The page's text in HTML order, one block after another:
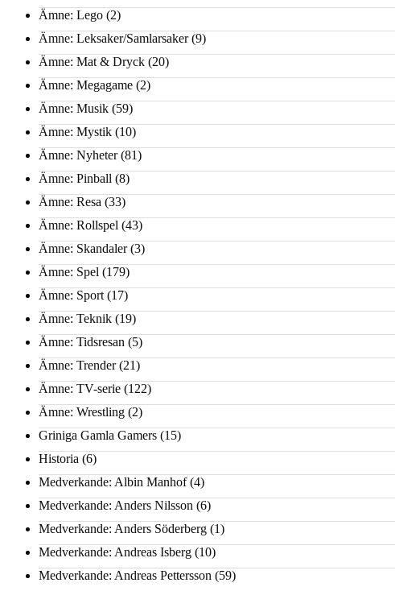
Ämne: Lego (2)
Ämne: Leksaker/Samlarsaker(9)
Ämne: Mat & Dryck (20)
Ämne: Megagame (2)
Ämne: Musik (59)
Ämne: Mystik (10)
Ämne: Nyheter(81)
Ämne: Pinball (8)
Ämne: Resa (33)
Ämne: Rollspel (43)
Ämne: Skandaler(3)
Ämne: Spel (179)
Ämne: Sport (17)
Ämne: Teknik (19)
Ämne: Tidsresan (5)
Ämne: Trender(21)
Ämne: TV-serie (122)
Ämne: Wrestling (2)
Griniga Gamla Gamers (15)
Historia (6)
Medverkande: Albin Manhof(4)
Medverkande: Anders Nilsson (6)
Medverkande: Anders Söderberg (1)
Medverkande: Andreas Isberg (10)
Medverkande: Andreas Pettersson (59)